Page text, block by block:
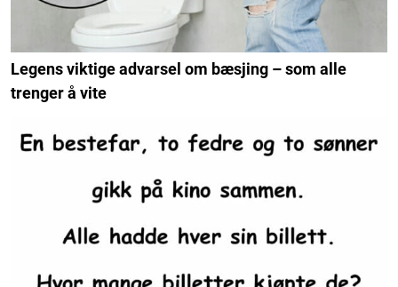
Legens viktige advarsel om bæsjing – som alle
trenger å vite